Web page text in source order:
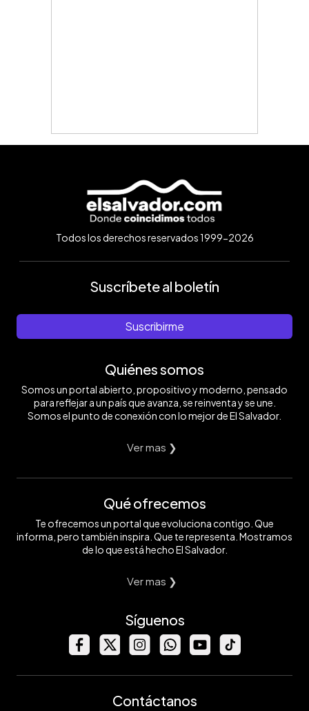
Todos los derechos reservados 1999-2026
Suscríbete al boletín
Suscribirme
Quiénes somos
Somos un portal abierto, propositivo y moderno, pensado
para reflejar a un país que avanza, se reinventa y se une.
Somos el punto de conexión con lo mejor de El Salvador.
Ver mas ❯
Qué ofrecemos
Te ofrecemos un portal que evoluciona contigo. Que
informa, pero también inspira. Que te representa. Mostramos
de lo que está hecho El Salvador.
Ver mas ❯
Síguenos
Contáctanos